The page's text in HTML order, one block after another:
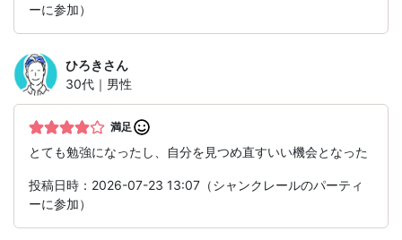
ーに参加）
ひろきさん
30代｜男性
満足
とても勉強になったし、自分を見つめ直すいい機会となった
投稿日時：2026-07-23 13:07（シャンクレールのパーティ
ーに参加）